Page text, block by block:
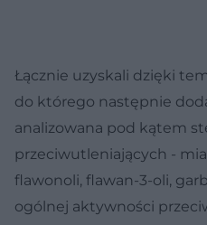
Łącznie uzyskali dzięki
do którego następnie
analizowana pod kątem
przeciwutleniających -
flawonoli, flawan-3-oli,
ogólnej aktywności